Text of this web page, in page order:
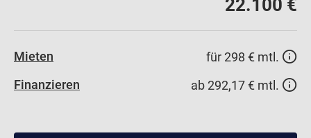
22.100 €
Mieten
für 298 € mtl.
Finanzieren
ab 292,17 € mtl.